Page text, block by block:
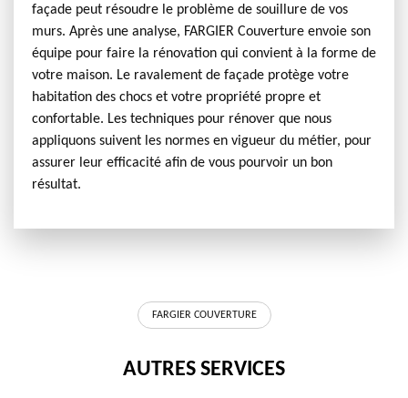
façade peut résoudre le problème de souillure de vos
murs. Après une analyse, FARGIER Couverture envoie son
équipe pour faire la rénovation qui convient à la forme de
votre maison. Le ravalement de façade protège votre
habitation des chocs et votre propriété propre et
confortable. Les techniques pour rénover que nous
appliquons suivent les normes en vigueur du métier, pour
assurer leur efficacité afin de vous pourvoir un bon
résultat.
FARGIER COUVERTURE
AUTRES SERVICES